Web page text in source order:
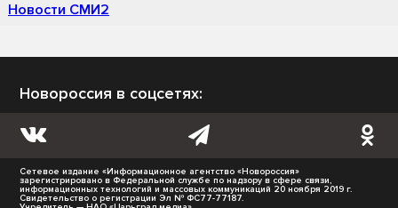
Новости СМИ2
Новороссия в соцсетях:
Сетевое издание «Информационное агентство «Новороссия»
зарегистрировано в Федеральной службе по надзору в сфере связи,
информационных технологий и массовых коммуникаций 20 ноября 2019 г.
Свидетельство о регистрации Эл № ФС77-77187.